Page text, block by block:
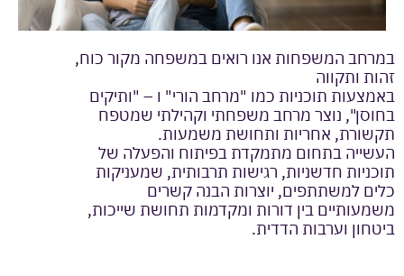
במרחב המשפחות אנו רואים במשפחה מקור כוח,
זהות ותקווה
באמצעות תוכניות כמו "מרחב הורי" ו – "ותיקים
בחוסן", נוצר מרחב משפחתי וקהילתי שמטפח
תקשורת, אחריות ותחושת משמעות.
העשייה בתחום מתמקדת בפיתוח והפעלה של
תוכניות חדשניות, רגישות תרבותית, שמעניקות
כלים למשתתפים, יוצרות הבנה קשרים
משמעותיים בין דורות ומקדמות תחושת שייכות,
ביטחון וערבות הדדית.